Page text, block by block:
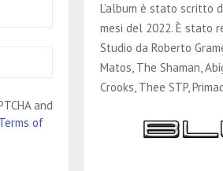
L’album è stato scritto
mesi del 2022. È stato
Studio da Roberto
Matos, The Shaman,
Crooks, Thee STP,
and
Terms of